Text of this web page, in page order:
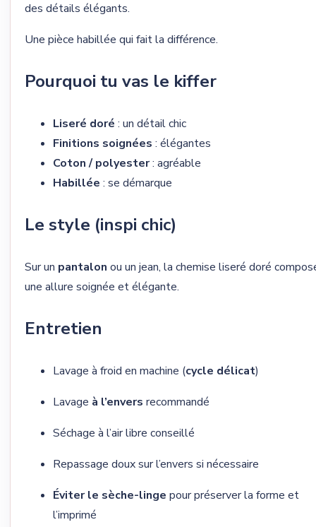
des détails élégants.
Une pièce habillée qui fait la différence.
Pourquoi tu vas le kiffer
Liseré doré : un détail chic
Finitions soignées : élégantes
Coton / polyester: agréable
Habillée : se démarque
Le style (inspi chic)
Sur un pantalon ou un jean, la chemise liseré doré
une allure soignée et élégante.
Entretien
Lavage à froid en machine (cycle délicat)
Lavage à l’envers recommandé
Séchage à l’air libre conseillé
Repassage doux sur l’envers si nécessaire
Éviter le sèche-linge pour préserver la forme et
l’imprimé